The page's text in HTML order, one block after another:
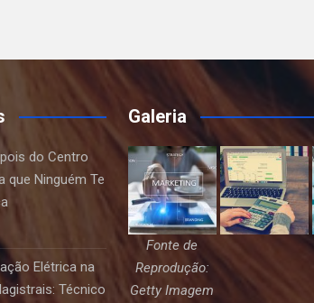
do Centro
que Ninguém Te
Elétrica na
Técnico
Galeria
Fonte de
Reprodução:
Getty Imagem